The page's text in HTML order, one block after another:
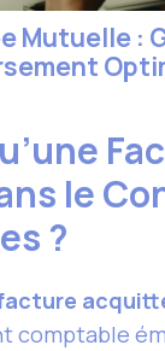
Mutuelle :
le
?
comptable